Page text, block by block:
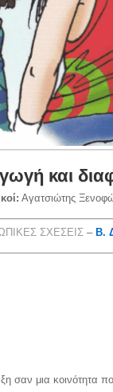
και
Αγατσιώτης
ΣΧΕΣΕΙΣ– Β.
σαν μια κοινότητα